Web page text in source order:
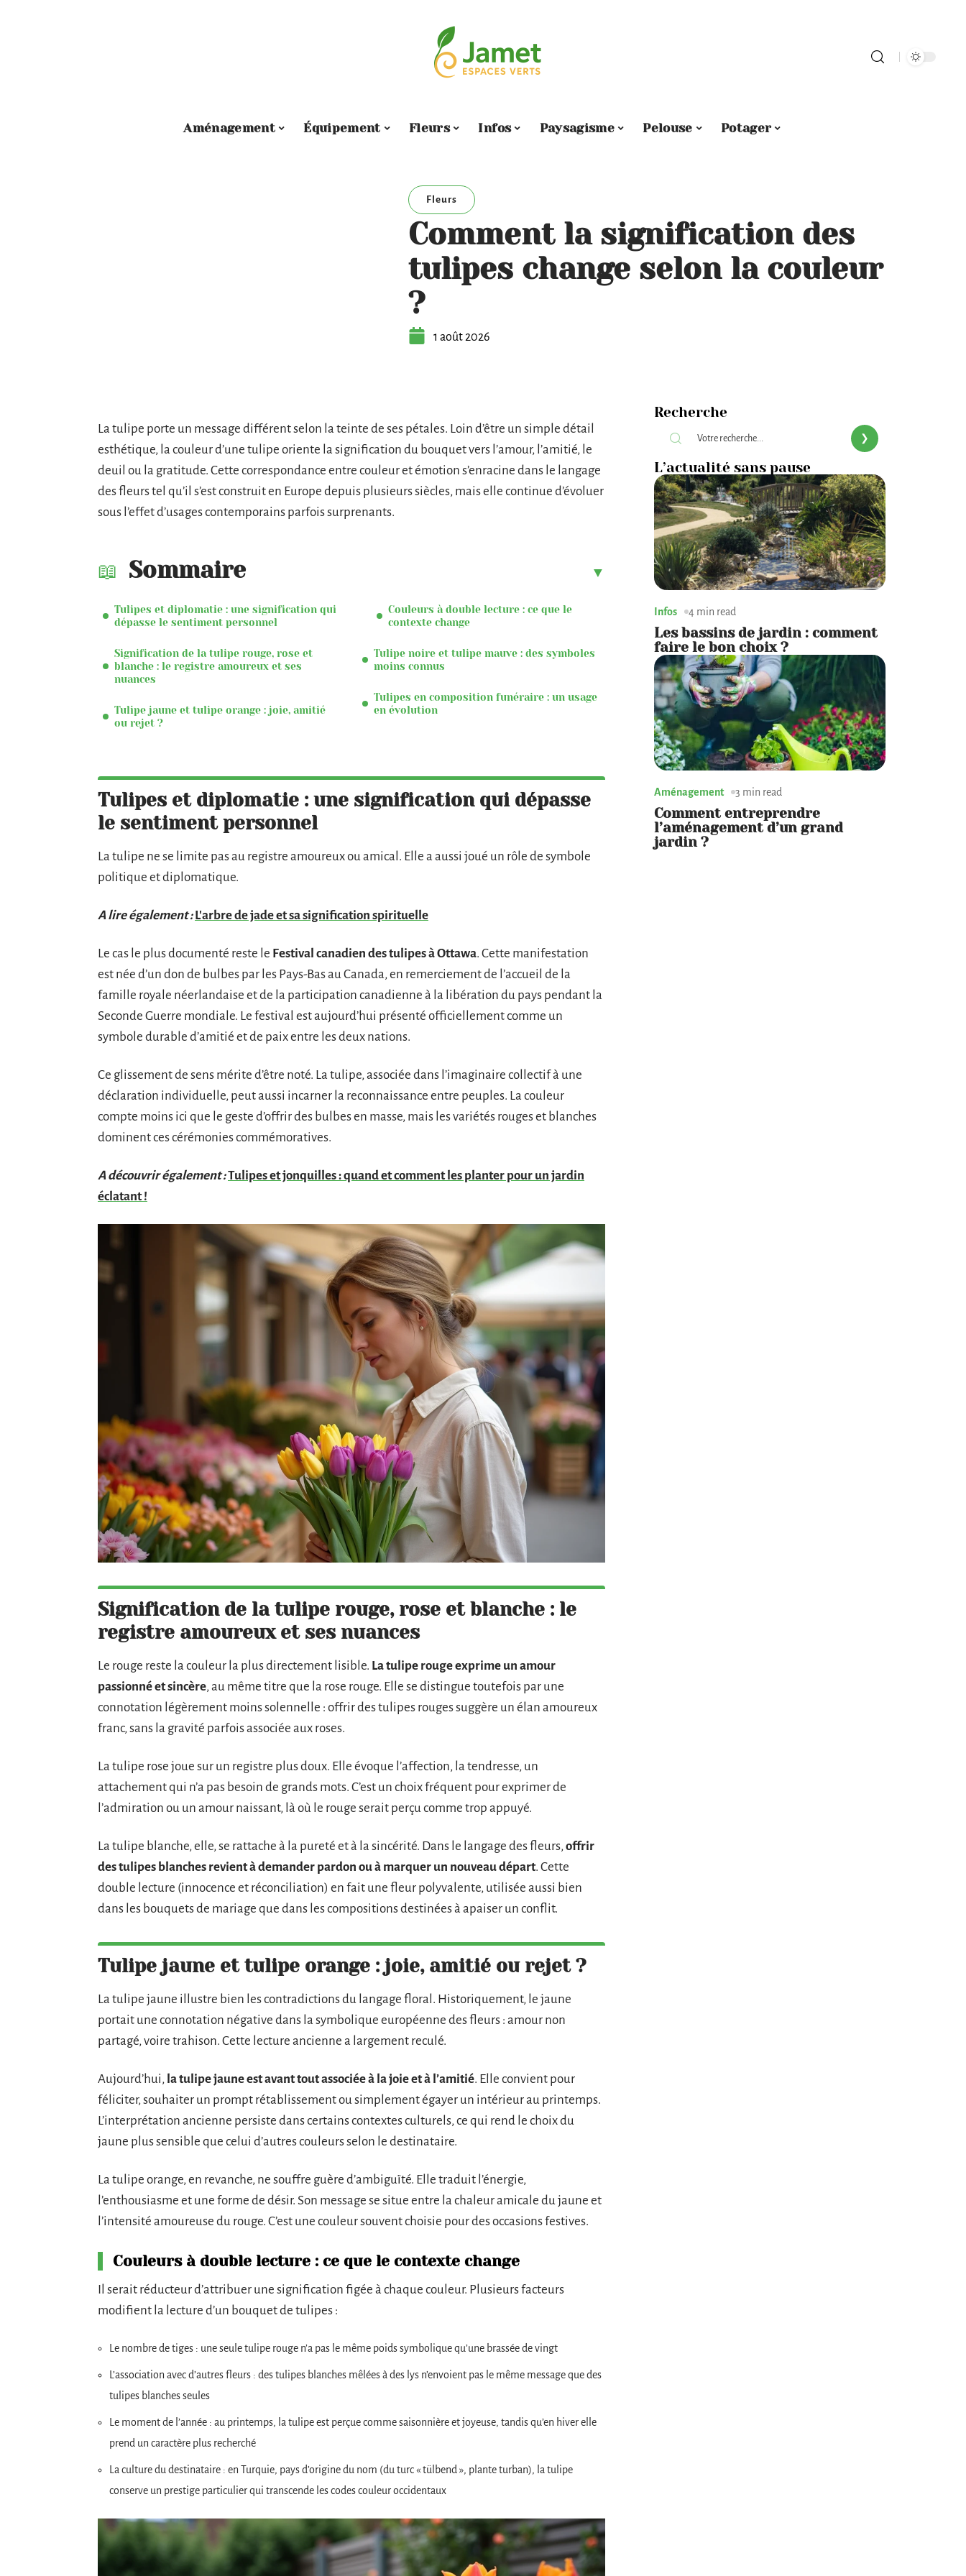
Aménagement Équipement Fleurs Infos Paysagisme Pelouse Potager
Fleurs
Comment la signification des
tulipes change selon la couleur
?
1 août 2026
La tulipe porte un message différent selon la teinte de ses pétales. Loin d’être un simple détail
esthétique, la couleur d’une tulipe oriente la signification du bouquet vers l’amour, l’amitié, le
deuil ou la gratitude. Cette correspondance entre couleur et émotion s’enracine dans le langage
des fleurs tel qu’il s’est construit en Europe depuis plusieurs siècles, mais elle continue d’évoluer
sous l’effet d’usages contemporains parfois surprenants.
Sommaire
Tulipes et diplomatie : une signification qui
dépasse le sentiment personnel
Signification de la tulipe rouge, rose et
blanche : le registre amoureux et ses
nuances
Tulipe jaune et tulipe orange : joie, amitié
ou rejet ?
Couleurs à double lecture : ce que le
contexte change
Tulipe noire et tulipe mauve : des symboles
moins connus
Tulipes en composition funéraire : un usage
en évolution
Tulipes et diplomatie : une signification qui dépasse
le sentiment personnel
La tulipe ne se limite pas au registre amoureux ou amical. Elle a aussi joué un rôle de symbole
politique et diplomatique.
A lire également : L'arbre de jade et sa signification spirituelle
Le cas le plus documenté reste le Festival canadien des tulipes à Ottawa. Cette manifestation
est née d’un don de bulbes par les Pays-Bas au Canada, en remerciement de l’accueil de la
famille royale néerlandaise et de la participation canadienne à la libération du pays pendant la
Seconde Guerre mondiale. Le festival est aujourd’hui présenté officiellement comme un
symbole durable d’amitié et de paix entre les deux nations.
Ce glissement de sens mérite d’être noté. La tulipe, associée dans l’imaginaire collectif à une
déclaration individuelle, peut aussi incarner la reconnaissance entre peuples. La couleur
compte moins ici que le geste d’offrir des bulbes en masse, mais les variétés rouges et blanches
dominent ces cérémonies commémoratives.
A découvrir également :Tulipes et jonquilles : quand et comment les planter pour un jardin
éclatant !
Signification de la tulipe rouge, rose et blanche : le
registre amoureux et ses nuances
Le rouge reste la couleur la plus directement lisible. La tulipe rouge exprime un amour
passionné et sincère, au même titre que la rose rouge. Elle se distingue toutefois par une
connotation légèrement moins solennelle : offrir des tulipes rouges suggère un élan amoureux
franc, sans la gravité parfois associée aux roses.
La tulipe rose joue sur un registre plus doux. Elle évoque l’affection, la tendresse, un
attachement qui n’a pas besoin de grands mots. C’est un choix fréquent pour exprimer de
l’admiration ou un amour naissant, là où le rouge serait perçu comme trop appuyé.
La tulipe blanche, elle, se rattache à la pureté et à la sincérité. Dans le langage des fleurs, offrir
des tulipes blanches revient à demander pardon ou à marquer un nouveau départ. Cette
double lecture (innocence et réconciliation) en fait une fleur polyvalente, utilisée aussi bien
dans les bouquets de mariage que dans les compositions destinées à apaiser un conflit.
Tulipe jaune et tulipe orange : joie, amitié ou rejet ?
La tulipe jaune illustre bien les contradictions du langage floral. Historiquement, le jaune
portait une connotation négative dans la symbolique européenne des fleurs : amour non
partagé, voire trahison. Cette lecture ancienne a largement reculé.
Aujourd’hui, la tulipe jaune est avant tout associée à la joie et à l’amitié. Elle convient pour
féliciter, souhaiter un prompt rétablissement ou simplement égayer un intérieur au printemps.
L’interprétation ancienne persiste dans certains contextes culturels, ce qui rend le choix du
jaune plus sensible que celui d’autres couleurs selon le destinataire.
La tulipe orange, en revanche, ne souffre guère d’ambiguïté. Elle traduit l’énergie,
l’enthousiasme et une forme de désir. Son message se situe entre la chaleur amicale du jaune et
l’intensité amoureuse du rouge. C’est une couleur souvent choisie pour des occasions festives.
Couleurs à double lecture : ce que le contexte change
Il serait réducteur d’attribuer une signification figée à chaque couleur. Plusieurs facteurs
modifient la lecture d’un bouquet de tulipes :
Le nombre de tiges : une seule tulipe rouge n’a pas le même poids symbolique qu’une brassée de vingt
L’association avec d’autres fleurs : des tulipes blanches mêlées à des lys n’envoient pas le même message que des
tulipes blanches seules
Le moment de l’année : au printemps, la tulipe est perçue comme saisonnière et joyeuse, tandis qu’en hiver elle
prend un caractère plus recherché
La culture du destinataire : en Turquie, pays d’origine du nom (du turc « tülbend », plante turban), la tulipe
conserve un prestige particulier qui transcende les codes couleur occidentaux
Recherche
L’actualité sans pause
Infos 4 min read
Les bassins de jardin : comment
faire le bon choix ?
Aménagement 3 min read
Comment entreprendre
l’aménagement d’un grand
jardin ?